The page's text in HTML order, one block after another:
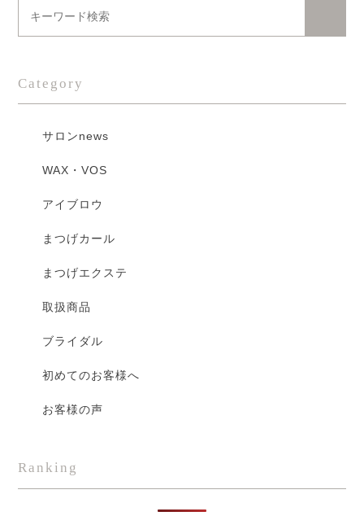
Category
サロンnews
WAX・VOS
アイブロウ
まつげカール
まつげエクステ
取扱商品
ブライダル
初めてのお客様へ
お客様の声
Ranking